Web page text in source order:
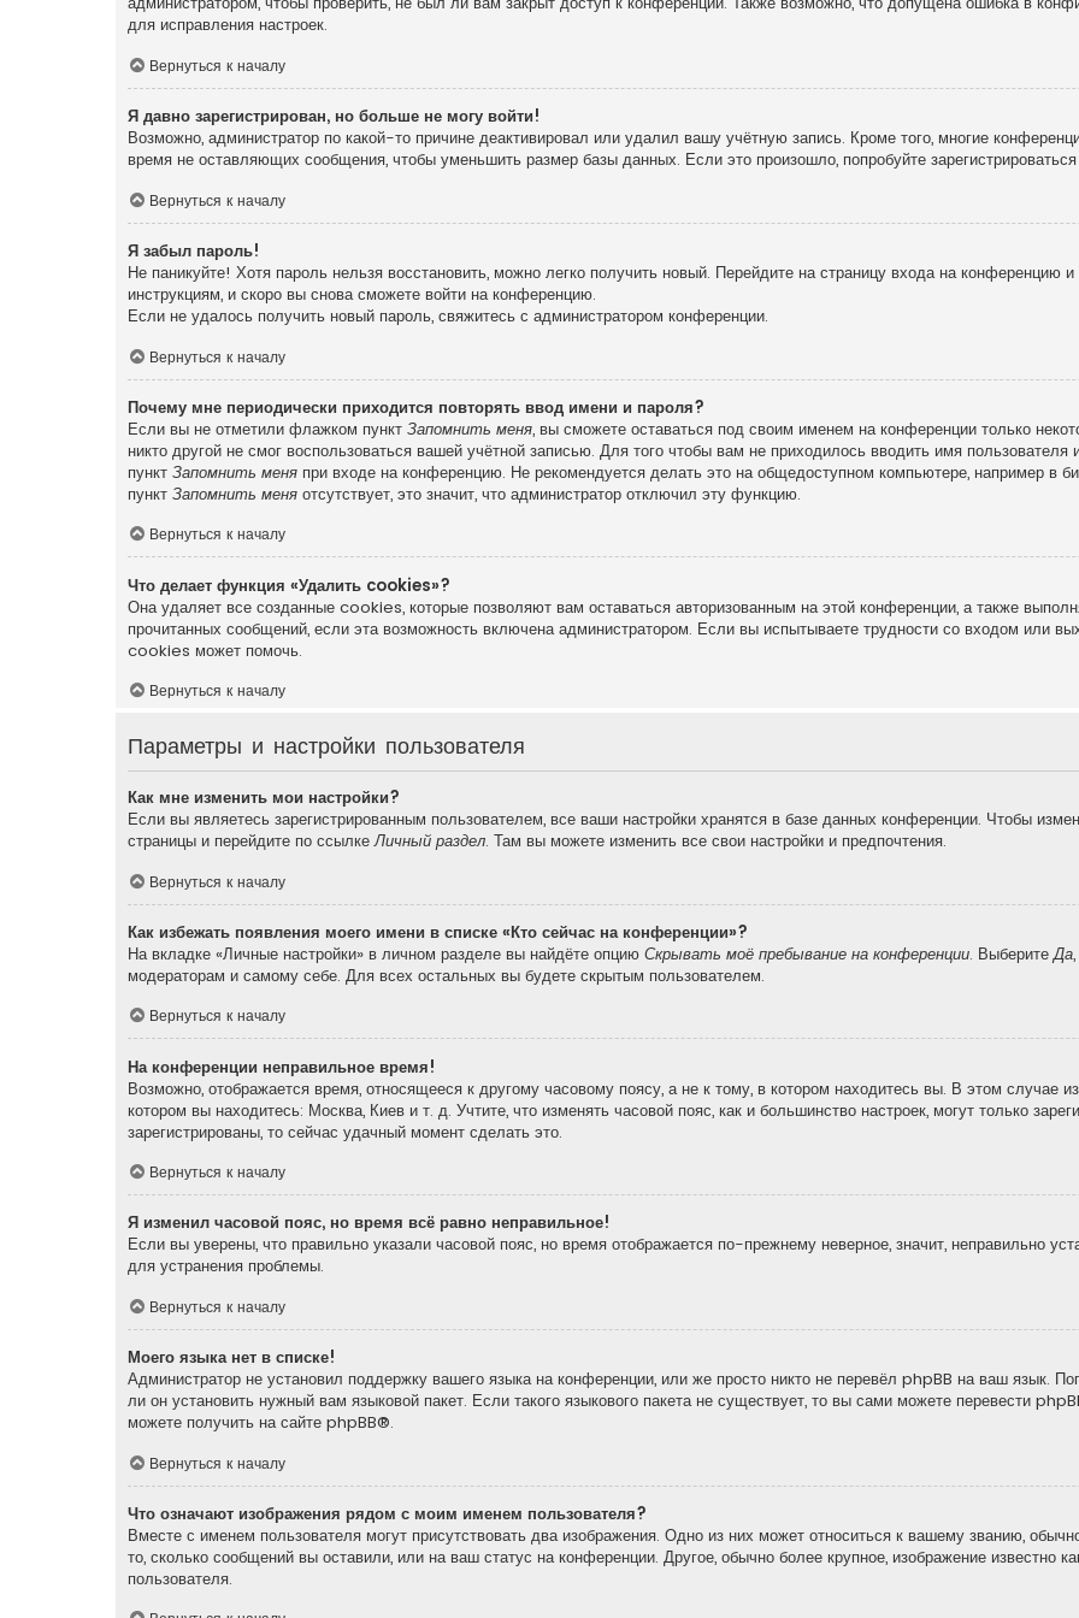
для исправления настроек.
Вернуться к началу
Я давно зарегистрирован, но больше не могу войти!
Возможно, администратор по какой-то причине деактивировал или удалил вашу учётную запись. Кроме того, многие
время не оставляющих сообщения, чтобы уменьшить размер базы данных. Если это произошло, попробуйте
Вернуться к началу
Я забыл пароль!
Не паникуйте! Хотя пароль нельзя восстановить, можно легко получить новый. Перейдите на страницу входа на конференцию
инструкциям, и скоро вы снова сможете войти на конференцию.
Если не удалось получить новый пароль, свяжитесь с администратором конференции.
Вернуться к началу
Почему мне периодически приходится повторять ввод имени и пароля?
Если вы не отметили флажком пункт Запомнить меня, вы сможете оставаться под своим именем на конференции только
никто другой не смог воспользоваться вашей учётной записью. Для того чтобы вам не приходилось вводить имя
пункт Запомнить меня при входе на конференцию. Не рекомендуется делать это на общедоступном компьютере, например в
пункт Запомнить меня отсутствует, это значит, что администратор отключил эту функцию.
Вернуться к началу
Что делает функция «Удалить cookies»?
Она удаляет все созданные cookies, которые позволяют вам оставаться авторизованным на этой конференции, а также
прочитанных сообщений, если эта возможность включена администратором. Если вы испытываете трудности со входом или
cookies может помочь.
Вернуться к началу
Параметры и настройки пользователя
Как мне изменить мои настройки?
Если вы являетесь зарегистрированным пользователем, все ваши настройки хранятся в базе данных конференции. Чтобы
страницы и перейдите по ссылкеЛичный раздел. Там вы можете изменить все свои настройки и предпочтения.
Вернуться к началу
Как избежать появления моего имени в списке «Кто сейчас на конференции»?
На вкладке «Личные настройки» в личном разделе вы найдёте опцию Скрывать моё пребывание на конференции. ВыберитеДа
модераторам и самому себе. Для всех остальных вы будете скрытым пользователем.
Вернуться к началу
На конференции неправильное время!
Возможно, отображается время, относящееся к другому часовому поясу, а не к тому, в котором находитесь вы. В этом случае
котором вы находитесь: Москва, Киев и т. д. Учтите, что изменять часовой пояс, как и большинство настроек, могут только
зарегистрированы, то сейчас удачный момент сделать это.
Вернуться к началу
Я изменил часовой пояс, но время всё равно неправильное!
Если вы уверены, что правильно указали часовой пояс, но время отображается по-прежнему неверное, значит, неправильно
для устранения проблемы.
Вернуться к началу
Моего языка нет в списке!
Администратор не установил поддержку вашего языка на конференции, или же просто никто не перевёл phpBB на ваш язык.
ли он установить нужный вам языковой пакет. Если такого языкового пакета не существует, то вы сами можете перевести
можете получить на сайте phpBB®.
Вернуться к началу
Что означают изображения рядом с моим именем пользователя?
Вместе с именем пользователя могут присутствовать два изображения. Одно из них может относиться к вашему званию,
то, сколько сообщений вы оставили, или на ваш статус на конференции. Другое, обычно более крупное, изображение известно
пользователя.